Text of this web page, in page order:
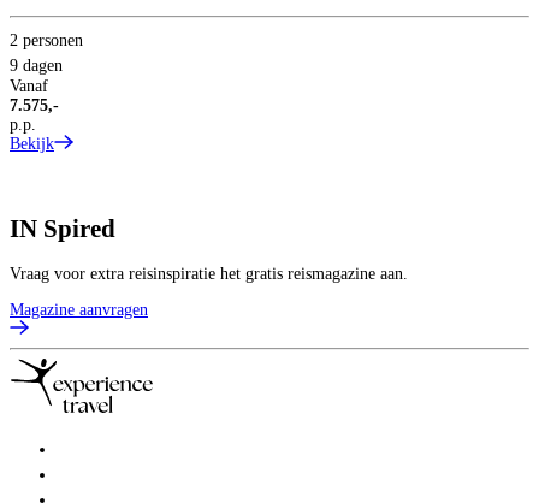
2 personen
9 dagen
Vanaf
7.575,-
p.p.
Bekijk
IN Spired
Vraag voor extra reisinspiratie het gratis reismagazine aan.
Magazine aanvragen